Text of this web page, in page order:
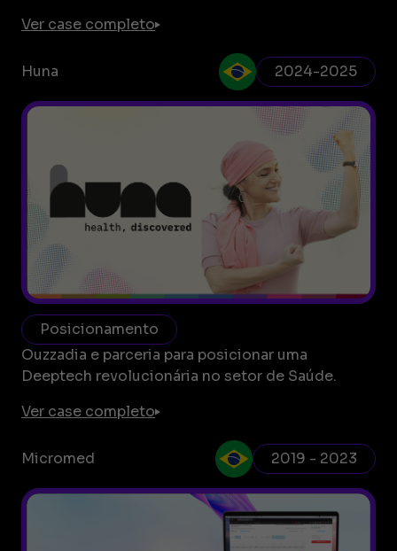
Ver case completo
Huna 2024-2025
Ouzzadia e parceria para posicionar uma
Deeptech revolucionária no setor de Saúde.
Posicionamento
Ver case completo
Micromed 2019 - 2023